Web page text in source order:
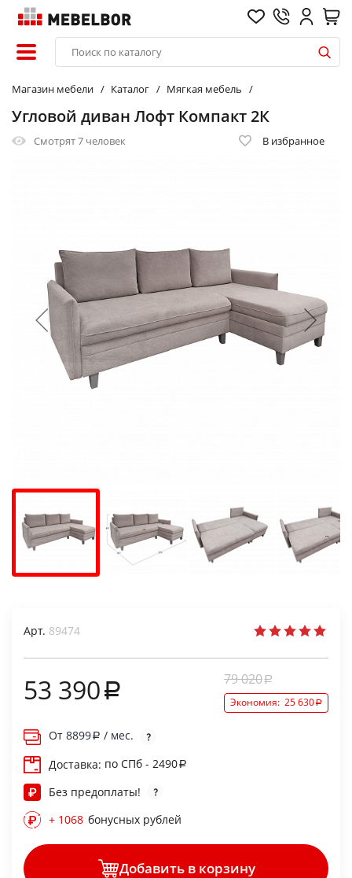
Магазин мебели Каталог Мягкая мебель
Угловой диван Лофт Компакт 2К
Смотрят7 человек В избранное
Арт. 89474
53 390 79 020
Экономия: 25 630
От 8899
/ мес.
Доставка: по СПб - 2490
Без предоплаты!
+ 1068 бонусных рублей
Добавить в корзину